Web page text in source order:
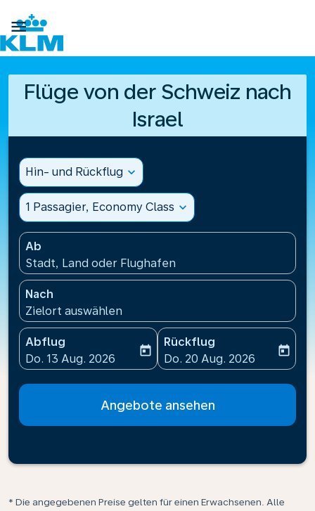

Flüge von der Schweiz nach
Israel
Hin- und Rückflug expand_more
1 Passagier, Economy Class expand_more
Ab
Stadt, Land oder Flughafen
Nach
Zielort auswählen
Abflug
fc-booking-departure-date-aria-label
Do. 13 Aug. 2026
today
Rückflug
fc-booking-return-date-
Do. 20 Aug. 2026
today
Angebote ansehen
* Die angegebenen Preise gelten für einen Erwachsenen. Alle